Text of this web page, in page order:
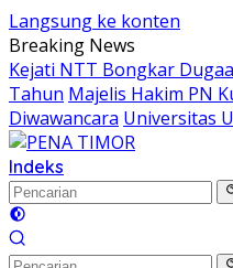
Langsung ke konten
Breaking News
Kejati NTT Bongkar
Tahun Majelis Hakim PN
Diwawancara Universitas
Indeks